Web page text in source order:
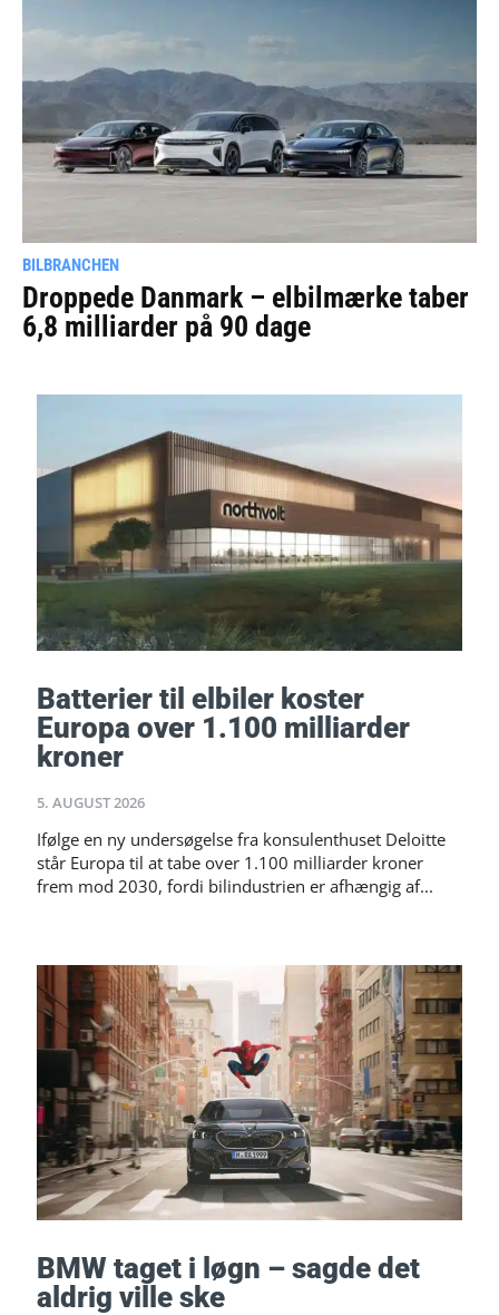
BILBRANCHEN
Droppede Danmark – elbilmærke taber
6,8 milliarder på 90 dage
Batterier til elbiler koster
Europa over 1.100 milliarder
kroner
5. AUGUST 2026
Ifølge en ny undersøgelse fra konsulenthuset Deloitte
står Europa til at tabe over 1.100 milliarder kroner
frem mod 2030, fordi bilindustrien er afhængig af...
BMW taget i løgn – sagde det
aldrig ville ske